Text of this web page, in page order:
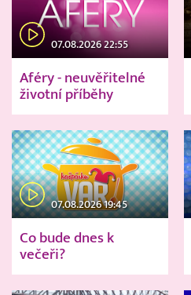
07.08.2026 22:55
Aféry - neuvěřitelné
životní příběhy
07.08.2026 19:45
Co bude dnes k
večeři?